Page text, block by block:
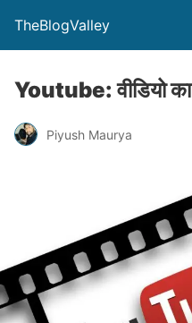
TheBlogValley
Youtube: वीडियो का
Piyush Maurya